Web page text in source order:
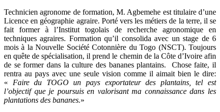
Technicien agronome de formation, M. Agbemehe est titulaire d’une
Licence en géographie agraire. Porté vers les métiers de la terre, il se
fait former à l’Institut togolais de recherche agronomique en
techniques agraires. Formation qu’il consolida avec un stage de 6
mois à la Nouvelle Société Cotonnière du Togo (NSCT). Toujours
en quête de spécialisation, il prend le chemin de la Côte d’Ivoire afin
de se former dans la culture des bananes plantains. Chose faite, il
rentra au pays avec une seule vision comme il aimait bien le dire:
« Faire du TOGO un pays exportateur des plantains, tel est
l’objectif que je poursuis en valorisant ma connaissance dans les
plantations des bananes.»